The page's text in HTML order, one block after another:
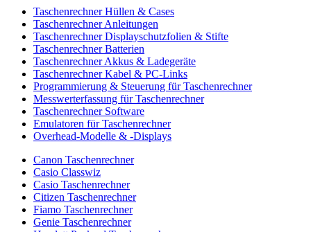
Taschenrechner Hüllen & Cases
Taschenrechner Anleitungen
Taschenrechner Displayschutzfolien & Stifte
Taschenrechner Batterien
Taschenrechner Akkus & Ladegeräte
Taschenrechner Kabel & PC-Links
Programmierung & Steuerung für Taschenrechner
Messwerterfassung für Taschenrechner
Taschenrechner Software
Emulatoren für Taschenrechner
Overhead-Modelle & -Displays
Canon Taschenrechner
Casio Classwiz
Casio Taschenrechner
Citizen Taschenrechner
Fiamo Taschenrechner
Genie Taschenrechner